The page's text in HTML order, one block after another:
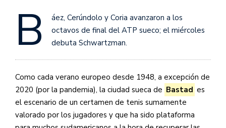
B
áez, Cerúndolo y Coria avanzaron a los
octavos de final del ATP sueco; el miércoles
debuta Schwartzman.
Como cada verano europeo desde 1948, a excepción de
2020 (por la pandemia), la ciudad sueca de Bastad es
el escenario de un certamen de tenis sumamente
valorado por los jugadores y que ha sido plataforma